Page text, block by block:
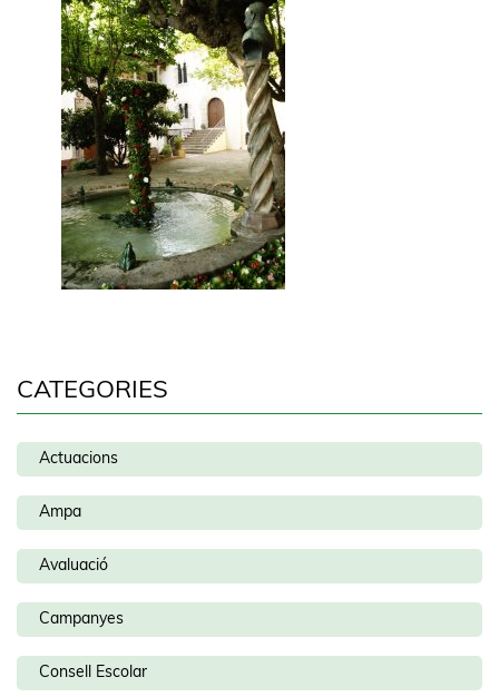
CATEGORIES
Actuacions
Ampa
Avaluació
Campanyes
Consell Escolar